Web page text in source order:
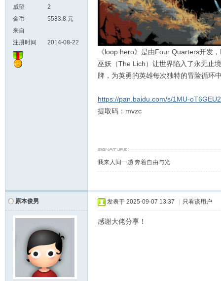
威望
2
金币
5583.8 元
来自
注册时间
2014-08-22
《loop hero》是由Four Quarters开发
巫妖（The Lich）让世界陷入了永无止
牌，为英勇的英雄每次独特的冒险循环
https://pan.baidu.com/s/1MU-
提取码：mvzc
我来人间一趟 奔着自由与光
原本俊男 发表于 2025-09-07 13:37 只看该用户
感谢大佬分享！